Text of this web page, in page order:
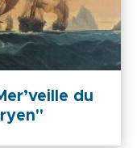
du